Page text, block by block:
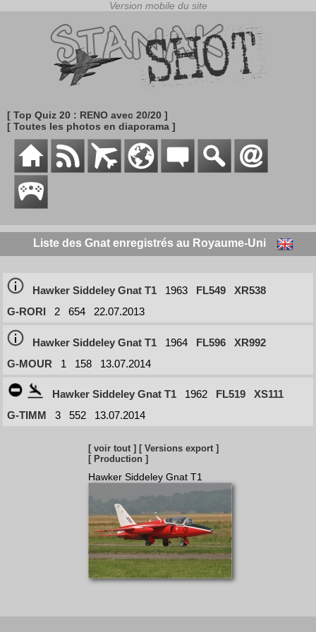
[ Top Quiz 20 : RENO avec 20/20 ]
[ Toutes les photos en diaporama ]
Liste des Gnat enregistrés au Royaume-Uni
Hawker Siddeley Gnat T1 1963 FL549
XR538
G-RORI
2 654 22.07.2013
Hawker Siddeley Gnat T1 1964 FL596
XR992
G-MOUR
1 158 13.07.2014
Hawker Siddeley Gnat T1 1962 FL519
XS111
G-TIMM
3 552 13.07.2014
[ voir tout ] [ Versions export ]
[ Production ]
Hawker Siddeley Gnat T1